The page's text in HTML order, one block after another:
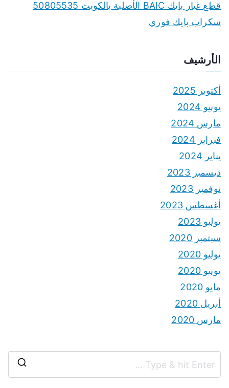
قطع غيار بايك BAIC الأصلية بالكويت 50805535
سكراب بايك فوري
الأرشيف
أكتوبر 2025
يونيو 2024
مارس 2024
فبراير 2024
يناير 2024
ديسمبر 2023
نوفمبر 2023
أغسطس 2023
يوليو 2023
سبتمبر 2020
يوليو 2020
يونيو 2020
مايو 2020
أبريل 2020
مارس 2020